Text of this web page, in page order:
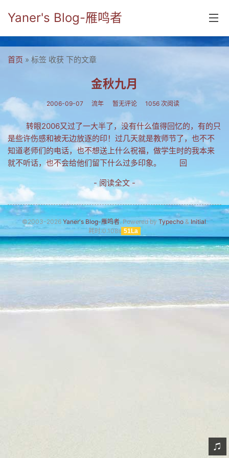
Yaner's Blog-雁鸣者
分类
yaner online
毕业留言册
流年
五笔难啊
流行.时代.天下
网络新事物
收藏.经典
网友情怀
链接
归档
首页 » 标签 收获 下的文章
金秋九月
2006-09-07 流年 暂无评论 1056 次阅读
转眼2006又过了一大半了，没有什么值得回忆的，有的只
是些许伤感和被无边放逐的印！过几天就是教师节了，也不不
知道老师们的电话，也不想送上什么祝福，做学生时的我本来
就不听话，也不会给他们留下什么过多印象。 回
- 阅读全文 -
©2003-2026 Yaner's Blog-雁鸣者. Powered by Typecho& Initial.
耗时:0.108s 51La